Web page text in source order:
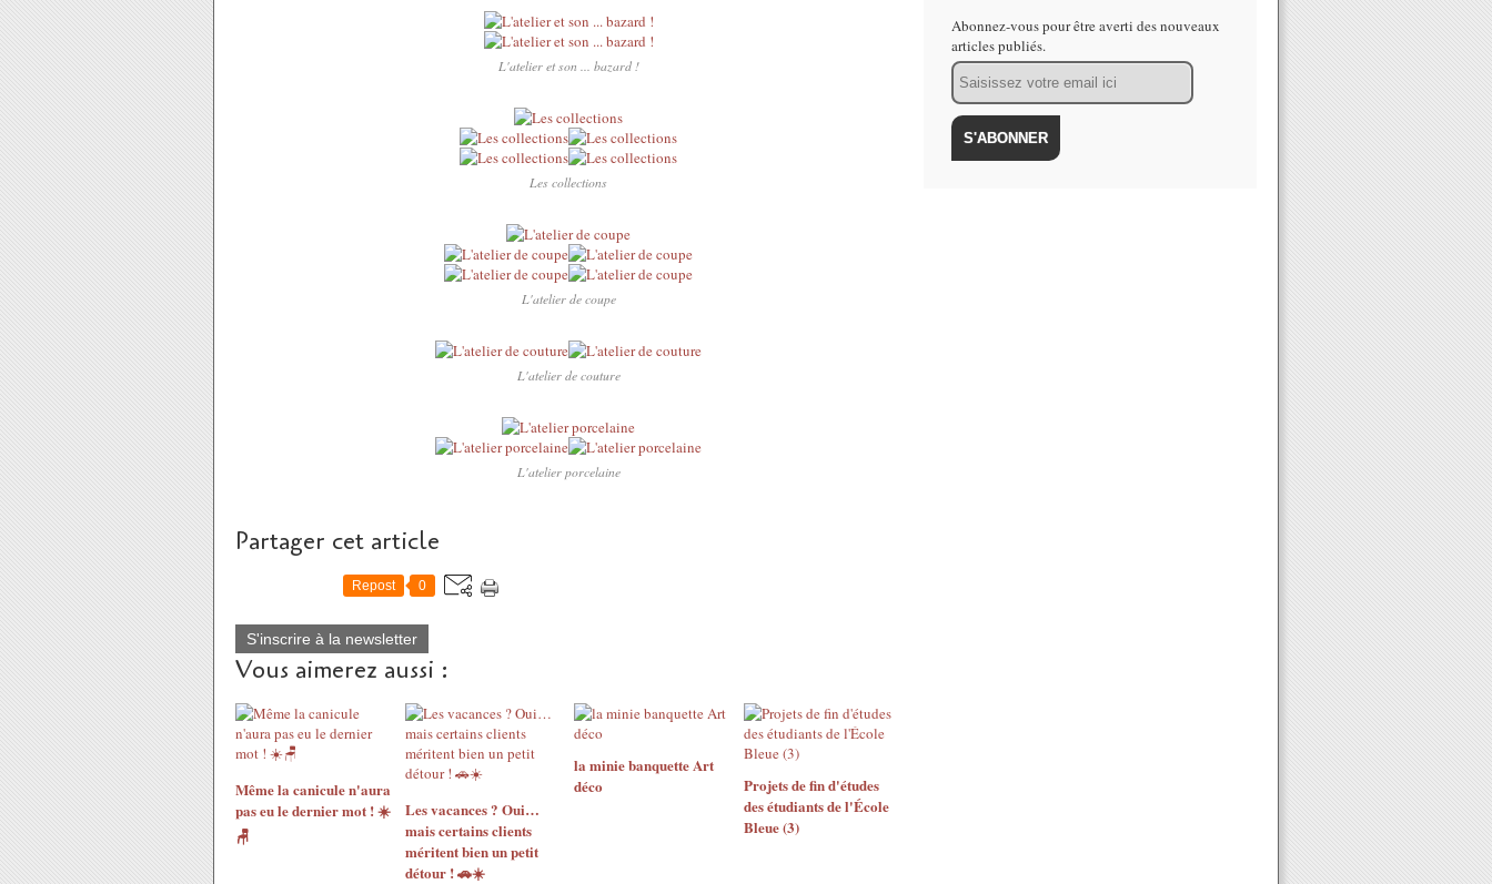
L'atelier et son ... bazard !
Les collections
L'atelier de coupe
L'atelier de couture
L'atelier porcelaine
Partager cet article
Repost 0
S'inscrire à la newsletter
Vous aimerez aussi :
Même la canicule n'aura
pas eu le dernier mot ! ☀️
🪑
Les vacances ? Oui…
mais certains clients
méritent bien un petit
détour ! 🚗☀️
la minie banquette Art
déco
Projets de fin d'études
des étudiants de l'École
Bleue (3)
Abonnez-vous pour être averti des nouveaux
articles publiés.
Email